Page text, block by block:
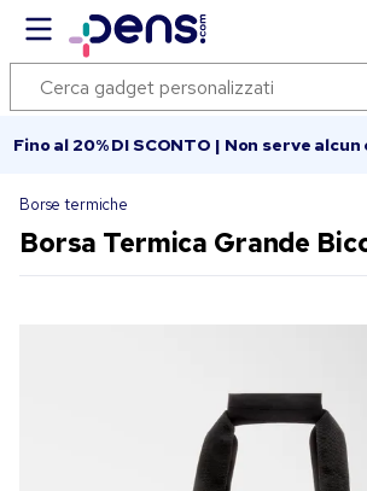
Fino al 20% DI SCONTO | Non serve alcun
Borse termiche
Borsa Termica Grande